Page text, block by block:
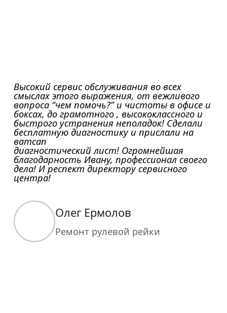
Высокий сервис обслуживания во всех
смыслах этого выражения, от вежливого
вопроса “чем помочь?” и чистоты в офисе и
боксах, до грамотного , высококлассного и
быстрого устранения неполадок! Сделали
бесплатную диагностику и прислали на
ватсап
диагностический лист! Огромнейшая
благодарность Ивану, профессионал своего
дела! И респект директору сервисного
центра!
Олег Ермолов
Ремонт рулевой рейки